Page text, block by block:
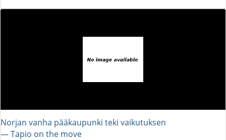
Norjan vanha pääkaupunki teki vaikutuksen
― Tapio on the move